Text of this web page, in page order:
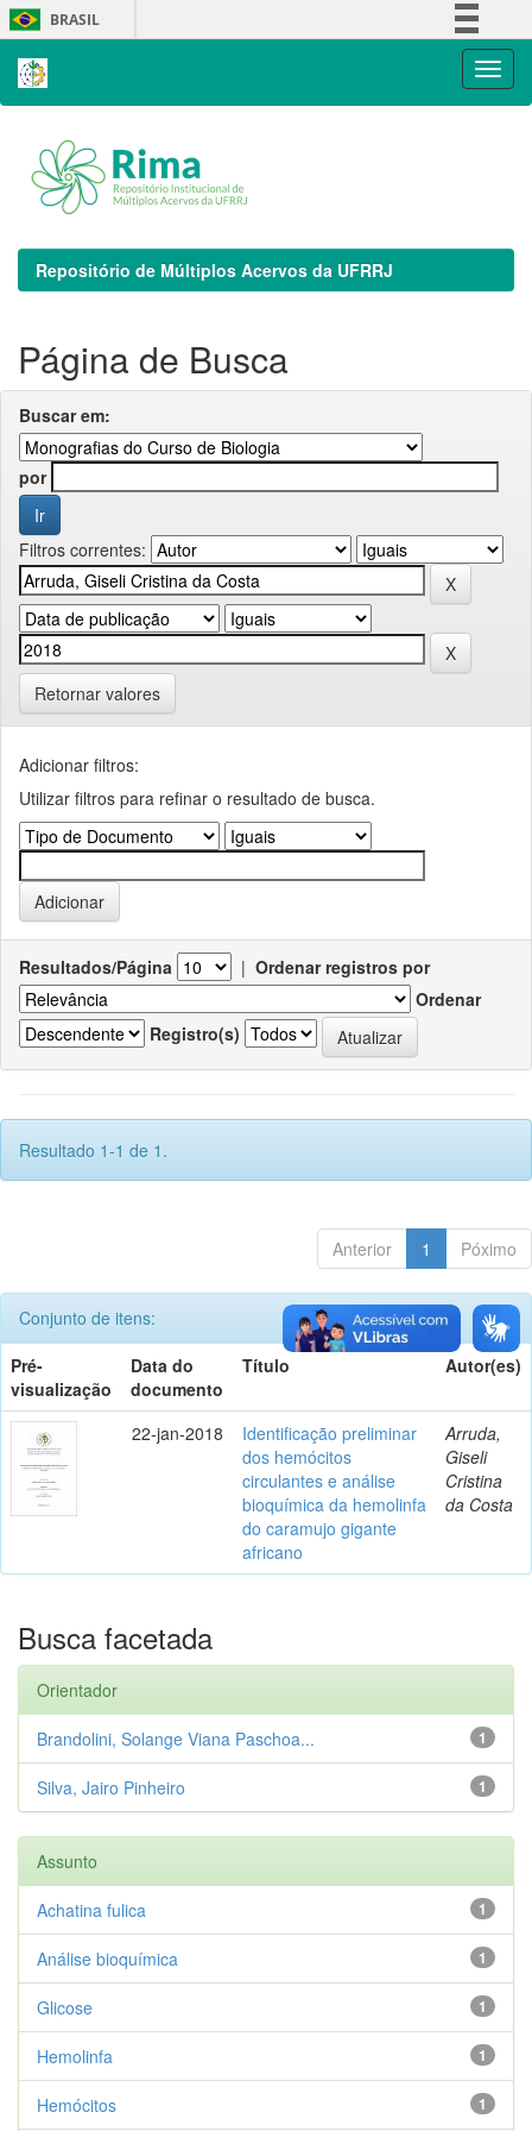
Skip
navigation
BRASIL
Repositório de Múltiplos Acervos da UFRRJ
Página de Busca
Buscar em:
por
Filtros correntes:
Retornar valores
Adicionar filtros:
Utilizar filtros para refinar o resultado de busca.
Resultados/Página | Ordenar registros por
Ordenar
Registro(s)
Resultado 1-1 de 1.
Anterior 1 Póximo
Conjunto de itens:
Pré-
visualização
Data do
documento
Título Autor(es)
22-jan-2018
Identificação preliminar
dos hemócitos
circulantes e análise
bioquímica da hemolinfa
do caramujo gigante
africano
Arruda,
Giseli
Cristina
da Costa
Busca facetada
Orientador
1
Brandolini, Solange Viana Paschoa...
1
Silva, Jairo Pinheiro
Assunto
1
Achatina fulica
1
Análise bioquímica
1
Glicose
1
Hemolinfa
1
Hemócitos